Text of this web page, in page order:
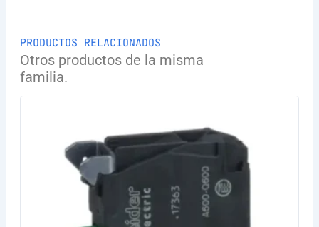
PRODUCTOS RELACIONADOS
Otros productos de la misma
familia.